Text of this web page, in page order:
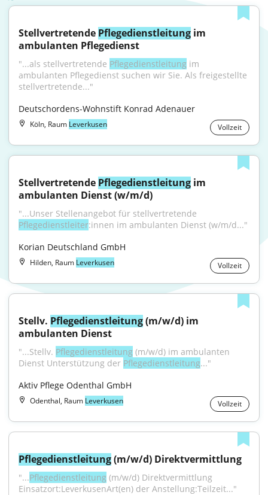
Stellvertretende Pflegedienstleitung im
ambulanten Pflegedienst
"...als stellvertretende Pflegedienstleitung im
ambulanten Pflegedienst suchen wir Sie. Als freigestellte
stellvertretende..."
Deutschordens-Wohnstift Konrad Adenauer
Köln, Raum Leverkusen Vollzeit
Stellvertretende Pflegedienstleitung im
ambulanten Dienst (w/m/d)
Pflegedienstleiter:innen im ambulanten Dienst (w/m/d..."
Korian Deutschland GmbH
Hilden, Raum Leverkusen Vollzeit
Stellv. Pflegedienstleitung (m/w/d) im
ambulanten Dienst
"...Stellv. Pflegedienstleitung (m/w/d) im ambulanten
Dienst Unterstützung der Pflegedienstleitung..."
Aktiv Pflege Odenthal GmbH
Odenthal, Raum Leverkusen Vollzeit
Pflegedienstleitung (m/w/d) Direktvermittlung
"...Pflegedienstleitung (m/w/d) Direktvermittlung
Einsatzort:LeverkusenArt(en) der Anstellung:Teilzeit..."